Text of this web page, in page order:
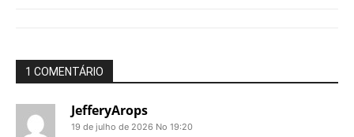
1 COMENTÁRIO
JefferyArops
19 de julho de 2026 No 19:20